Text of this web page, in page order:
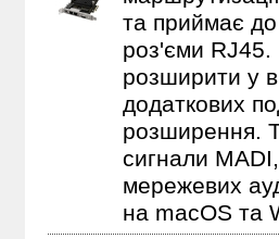
та приймає до
роз'єми RJ45.
розширити у
додаткових
розширення.
сигнали
мережевих
на macOS та